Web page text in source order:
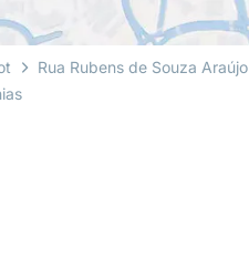
Rua Rubens de Souza Araújo